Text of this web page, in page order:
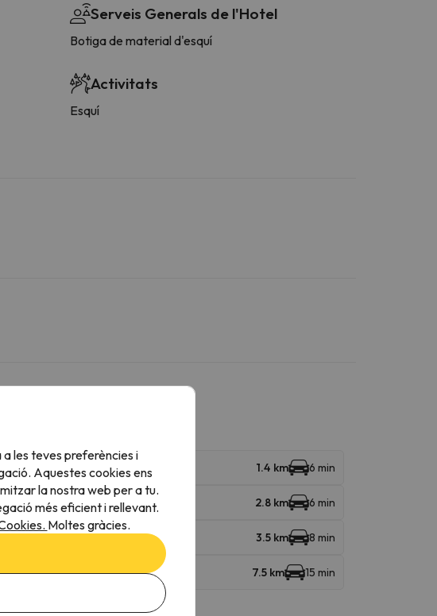
Serveis Generals de l'Hotel
Botiga de material d'esquí
Activitats
Esquí
1.4 km 6 min
2.8 km 6 min
3.5 km 8 min
Telecabina 7.5 km 15 min
les teves preferències i
Aquestes cookies ens
la nostra web per a tu.
més eficient i rellevant.
Moltes gràcies.